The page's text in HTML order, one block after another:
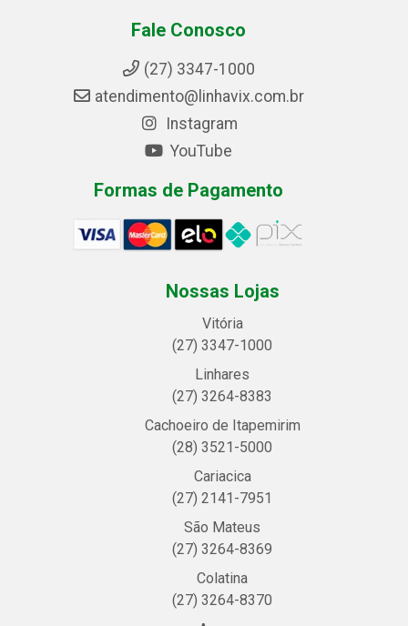
Fale Conosco
(27) 3347-1000
atendimento@linhavix.com.br
Instagram
YouTube
Formas de Pagamento
Nossas Lojas
Vitória
(27) 3347-1000
Linhares
(27) 3264-8383
Cachoeiro de Itapemirim
(28) 3521-5000
Cariacica
(27) 2141-7951
São Mateus
(27) 3264-8369
Colatina
(27) 3264-8370